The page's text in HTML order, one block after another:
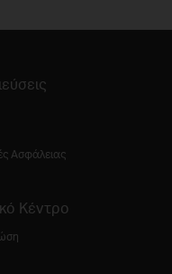
Ασφάλειας
Κέντρο